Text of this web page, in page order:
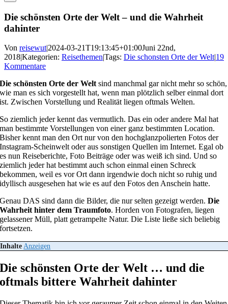
Die schönsten Orte der Welt – und die Wahrheit
dahinter
Von reisewut|2024-03-21T19:13:45+01:00Juni 22nd,
2018|Kategorien: Reisethemen|Tags: Die schonsten Orte der Welt|19
Kommentare
Die schönsten Orte der Weltsind manchmal gar nicht mehr so schön,
wie man es sich vorgestellt hat, wenn man plötzlich selber einmal dort
ist. Zwischen Vorstellung und Realität liegen oftmals Welten.
So ziemlich jeder kennt das vermutlich. Das ein oder andere Mal hat
man bestimmte Vorstellungen von einer ganz bestimmten Location.
Bisher kennt man den Ort nur von den hochglanzpolierten Fotos der
Instagram-Scheinwelt oder aus sonstigen Quellen im Internet. Egal ob
es nun Reiseberichte, Foto Beiträge oder was weiß ich sind. Und so
ziemlich jeder hat bestimmt auch schon einmal einen Schreck
bekommen, weil es vor Ort dann irgendwie doch nicht so ruhig und
idyllisch ausgesehen hat wie es auf den Fotos den Anschein hatte.
Genau DAS sind dann die Bilder, die nur selten gezeigt werden.Die
Wahrheit hinter dem Traumfoto. Horden von Fotografen, liegen
gelassener Müll, platt getrampelte Natur. Die Liste ließe sich beliebig
fortsetzen.
Inhalte Anzeigen
Die schönsten Orte der Welt … und die
oftmals bittere Wahrheit dahinter